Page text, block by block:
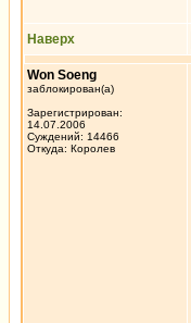
Наверх
Won Soeng
заблокирован(а)
Зарегистрирован:
14.07.2006
Суждений: 14466
Откуда: Королев